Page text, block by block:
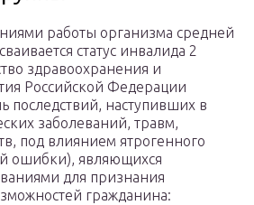
работы организма средней
статус инвалида 2
здравоохранения и
Российской Федерации
последствий, наступивших в
заболеваний, травм,
под влиянием ятрогенного
ошибки), являющихся
для признания
гражданина: